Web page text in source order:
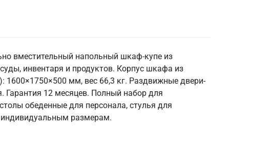
вместительный напольный шкаф-купе из
инвентаря и продуктов. Корпус шкафа из
мм, вес 66,3 кг. Раздвижные двери-
Гарантия 12 месяцев. Полный набор для
обеденные для персонала, стулья для
размерам.